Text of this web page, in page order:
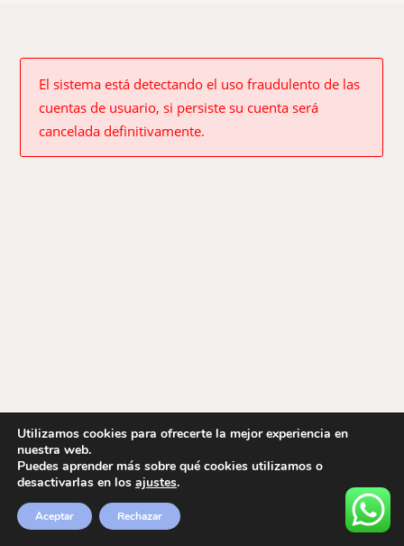
El sistema está detectando el uso fraudulento de las
cuentas de usuario, si persiste su cuenta será
cancelada definitivamente.
Utilizamos cookies para ofrecerte la mejor experiencia en
nuestra web.
Puedes aprender más sobre qué cookies utilizamos o
desactivarlas en los ajustes.
Aceptar Rechazar